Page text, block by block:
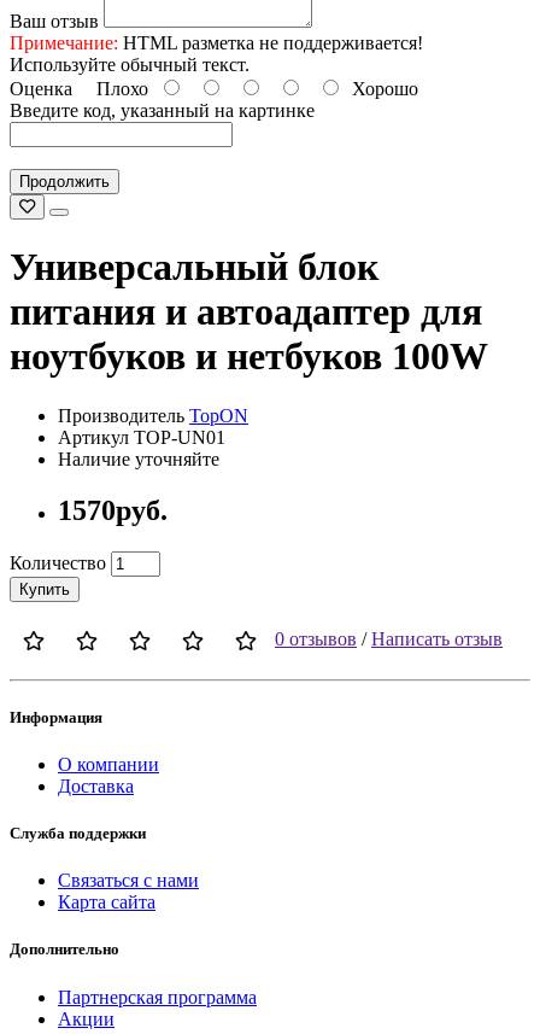
Ваш отзыв
Примечание: HTML разметка не поддерживается!
Используйте обычный текст.
Оценка Плохо
Хорошо
Введите код, указанный на картинке
Продолжить
Универсальный блок
питания и автоадаптер для
ноутбуков и нетбуков 100W
Производитель TopON
Артикул TOP-UN01
Наличие уточняйте
1570руб.
Количество
Купить
0 отзывов /Написать отзыв
Информация
О компании
Доставка
Служба поддержки
Связаться с нами
Карта сайта
Дополнительно
Партнерская программа
Акции